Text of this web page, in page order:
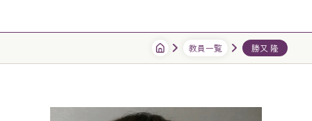
教員一覧 勝又 隆